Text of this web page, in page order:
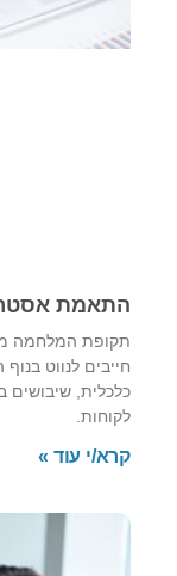
התאמת
תקופת המלחמה
חייבים לנווט
כלכלית,
לקוחות.
קרא/י עוד »